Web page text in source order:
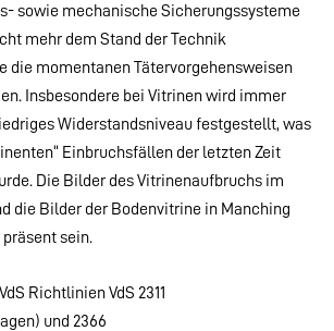
sowie mechanische Sicherungssysteme
mehr dem Stand der Technik
die momentanen Tätervorgehensweisen
Insbesondere bei Vitrinen wird immer
Widerstandsniveau festgestellt, was
Einbruchsfällen der letzten Zeit
Die Bilder des Vitrinenaufbruchs im
die Bilder der Bodenvitrine in Manching
sein.
Richtlinien VdS 2311
und 2366